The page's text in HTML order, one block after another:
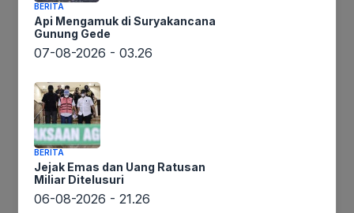
Bca Juga
Innalillahi, Dina Mariana Heuvelman, Penyanyi
Cilik Legendaris Meninggal Dunia!
BERITA
Api Mengamuk di Suryakancana
Gunung Gede
07-08-2026 - 03.26
BERITA
Jejak Emas dan Uang Ratusan
Miliar Ditelusuri
06-08-2026 - 21.26